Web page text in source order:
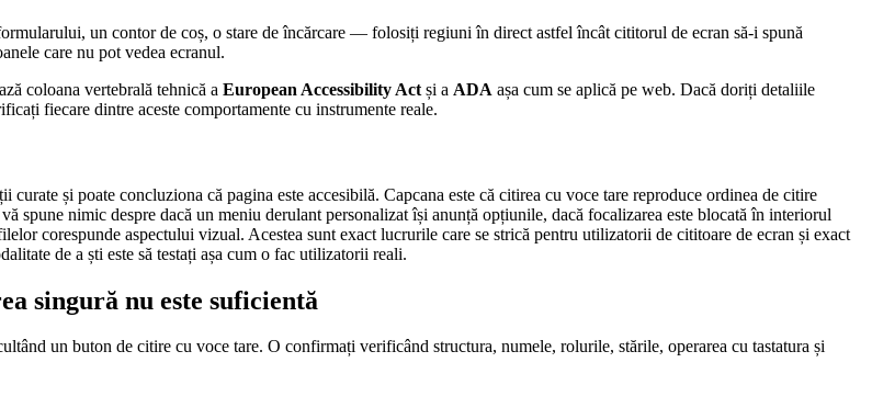
un contor de coș, o stare de încărcare — folosiți regiuni în direct astfel încât cititorul de ecran să-i spună
care nu pot vedea ecranul.
coloana vertebrală tehnică a European Accessibility Act și a ADA așa cum se aplică pe web. Dacă doriți detaliile
fiecare dintre aceste comportamente cu instrumente reale.
și poate concluziona că pagina este accesibilă. Capcana este că citirea cu voce tare reproduce ordinea de citire
spune nimic despre dacă un meniu derulant personalizat își anunță opțiunile, dacă focalizarea este blocată în interiorul
corespunde aspectului vizual. Acestea sunt exact lucrurile care se strică pentru utilizatorii de cititoare de ecran și exact
de a ști este să testați așa cum o fac utilizatorii reali.
singură nu este suficientă
un buton de citire cu voce tare. O confirmați verificând structura, numele, rolurile, stările, operarea cu tastatura și